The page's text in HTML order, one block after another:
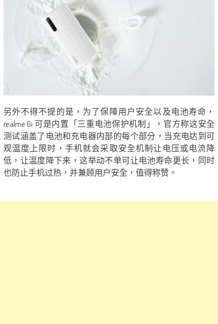
另外不得不提的是，为了保障用户安全以及电池寿命，
realme 6i 可是内置「三重电池保护机制」，官方称这安全
测试涵盖了电池和充电器内部的每个部分，当充电达到可
观温度上限时，手机就会采取安全机制让电压或电流降
低，让温度降下来，这举动不单可让电池寿命更长，同时
也防止手机过热，并兼顾用户安全，值得称赞。